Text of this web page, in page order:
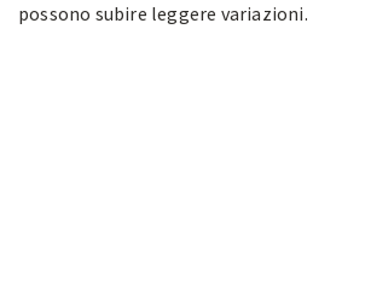
possono subire leggere variazioni.